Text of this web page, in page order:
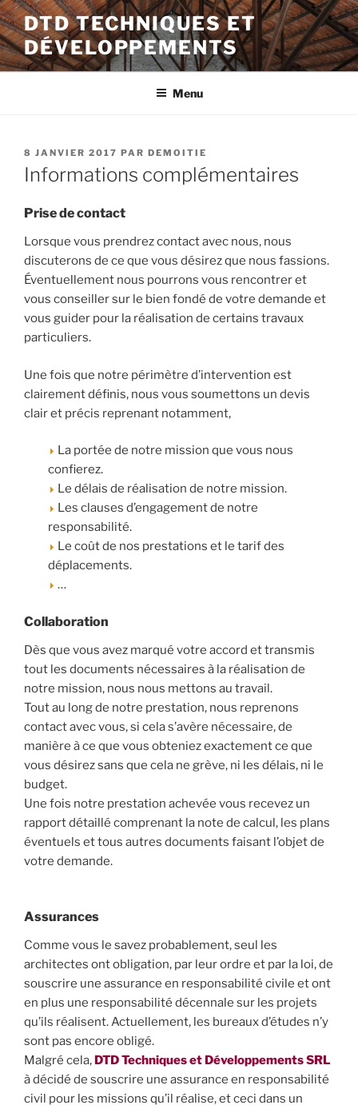
Aller
au
contenu
principal
DTD TECHNIQUES ET
DÉVELOPPEMENTS
Menu
PUBLIÉ
LE
8 JANVIER 2017 PAR DEMOITIE
Informations complémentaires
Prise de contact
Lorsque vous prendrez contact avec nous, nous
discuterons de ce que vous désirez que nous fassions.
Éventuellement nous pourrons vous rencontrer et
vous conseiller sur le bien fondé de votre demande et
vous guider pour la réalisation de certains travaux
particuliers.
Une fois que notre périmètre d’intervention est
clairement définis, nous vous soumettons un devis
clair et précis reprenant notamment,
La portée de notre mission que vous nous
confierez.
Le délais de réalisation de notre mission.
Les clauses d’engagement de notre
responsabilité.
Le coût de nos prestations et le tarif des
déplacements.
…
Collaboration
Dès que vous avez marqué votre accord et transmis
tout les documents nécessaires à la réalisation de
notre mission, nous nous mettons au travail.
Tout au long de notre prestation, nous reprenons
contact avec vous, si cela s’avère nécessaire, de
manière à ce que vous obteniez exactement ce que
vous désirez sans que cela ne grève, ni les délais, ni le
budget.
Une fois notre prestation achevée vous recevez un
rapport détaillé comprenant la note de calcul, les plans
éventuels et tous autres documents faisant l’objet de
votre demande.
Assurances
Comme vous le savez probablement, seul les
architectes ont obligation, par leur ordre et par la loi, de
souscrire une assurance en responsabilité civile et ont
en plus une responsabilité décennale sur les projets
qu’ils réalisent. Actuellement, les bureaux d’études n’y
sont pas encore obligé.
Malgré cela, DTD Techniques et Développements SRL
à décidé de souscrire une assurance en responsabilité
civil pour les missions qu’il réalise, et ceci dans un